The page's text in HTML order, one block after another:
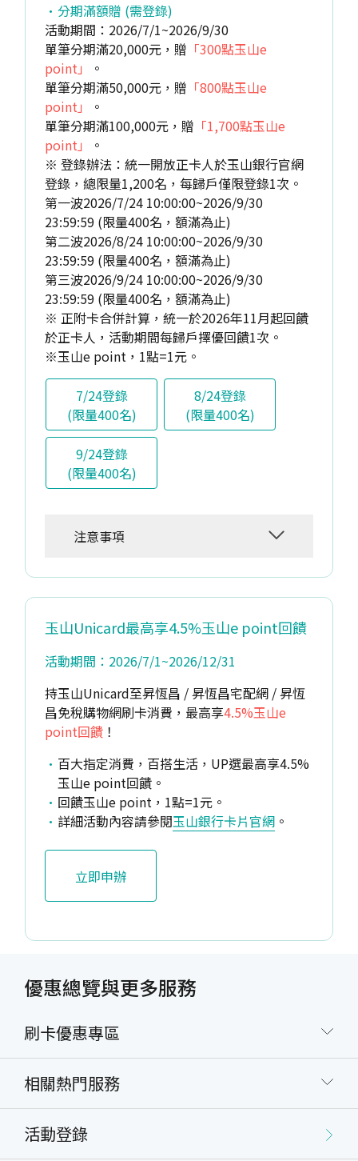
分期滿額贈 (需登錄)
活動期間：2026/7/1~2026/9/30
單筆分期滿20,000元，贈 「300點玉山e
point」
。
單筆分期滿50,000元，贈 「800點玉山e
point」
。
單筆分期滿100,000元，贈 「1,700點玉山e
point」
。
※ 登錄辦法：統一開放正卡人於玉山銀行官網
登錄，總限量1,200名，每歸戶僅限登錄1次。
第一波2026/7/24 10:00:00~2026/9/30
23:59:59 (限量400名，額滿為止)
第二波2026/8/24 10:00:00~2026/9/30
23:59:59 (限量400名，額滿為止)
第三波2026/9/24 10:00:00~2026/9/30
23:59:59 (限量400名，額滿為止)
※ 正附卡合併計算，統一於2026年11月起回饋
於正卡人，活動期間每歸戶擇優回饋1次。
※玉山e point，1點=1元。
7/24登錄
(限量400名)
8/24登錄
(限量400名)
9/24登錄
(限量400名)
注意事項
玉山Unicard最高享4.5%玉山e point回饋
活動期間：2026/7/1~2026/12/31
持玉山Unicard至昇恆昌 / 昇恆昌宅配網 / 昇恆
昌免稅購物網刷卡消費，最高享4.5%玉山e
point回饋 ！
百大指定消費，百搭生活，UP選最高享4.5%
玉山e point回饋。
回饋玉山e point，1點=1元。
詳細活動內容請參閱玉山銀行卡片官網 。
立即申辦
優惠總覽與更多服務
刷卡優惠專區
相關熱門服務
活動登錄